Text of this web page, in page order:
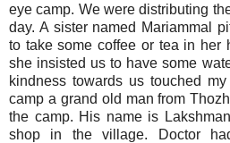
eye camp. We were distributing
day. A sister named Mariammal
to take some coffee or tea in her
she insisted us to have some
kindness towards us touched
camp a grand old man from
the camp. His name is
shop in the village. Doctor